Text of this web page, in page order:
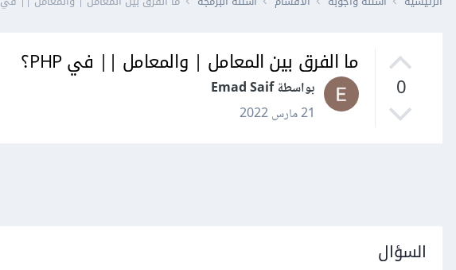
0
ما الفرق بين المعامل | والمعامل || في PHP؟
بواسطة Emad Saif
21 مارس 2022
السؤال